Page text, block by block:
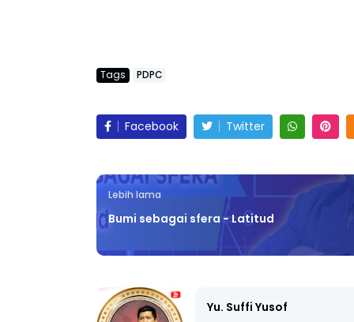
Tags PDPC
Facebook Twitter
Lebih lama
Bumi sebagai sfera - Latitud
Yu. Suffi Yusof